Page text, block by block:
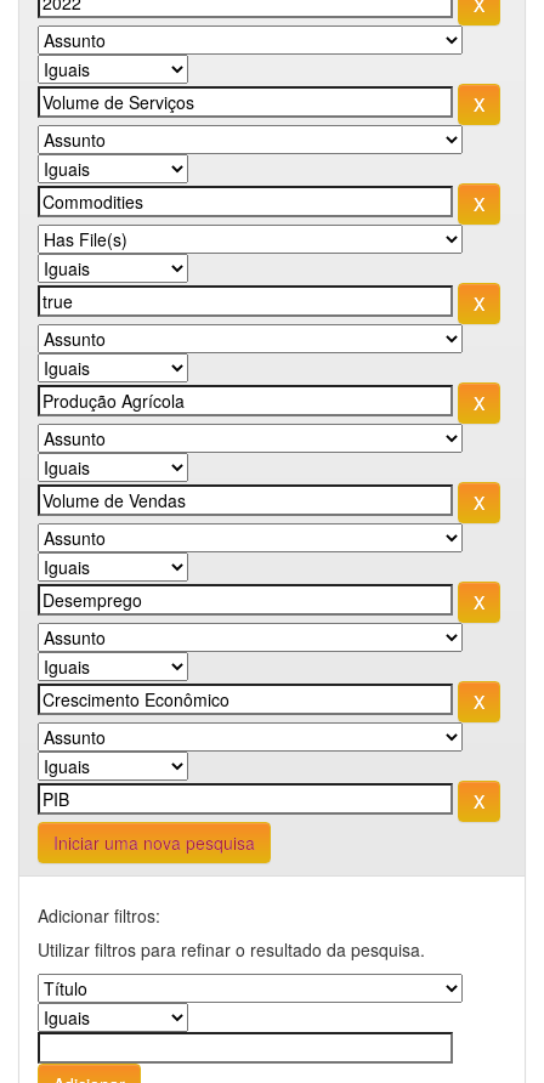
Iniciar uma nova pesquisa
Adicionar filtros:
Utilizar filtros para refinar o resultado da pesquisa.